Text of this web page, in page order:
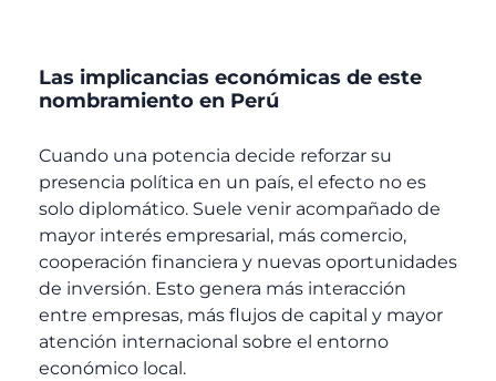
Las implicancias económicas de este
nombramiento en Perú
Cuando una potencia decide reforzar su
presencia política en un país, el efecto no es
solo diplomático. Suele venir acompañado de
mayor interés empresarial, más comercio,
cooperación financiera y nuevas oportunidades
de inversión. Esto genera más interacción
entre empresas, más flujos de capital y mayor
atención internacional sobre el entorno
económico local.